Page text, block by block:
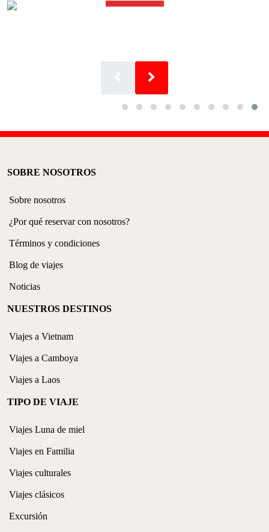
SOBRE NOSOTROS
Sobre nosotros
¿Por qué reservar con nosotros?
Términos y condiciones
Blog de viajes
Noticias
NUESTROS DESTINOS
Viajes a Vietnam
Viajes a Camboya
Viajes a Laos
TIPO DE VIAJE
Viajes Luna de miel
Viajes en Familia
Viajes culturales
Viajes clásicos
Excursión